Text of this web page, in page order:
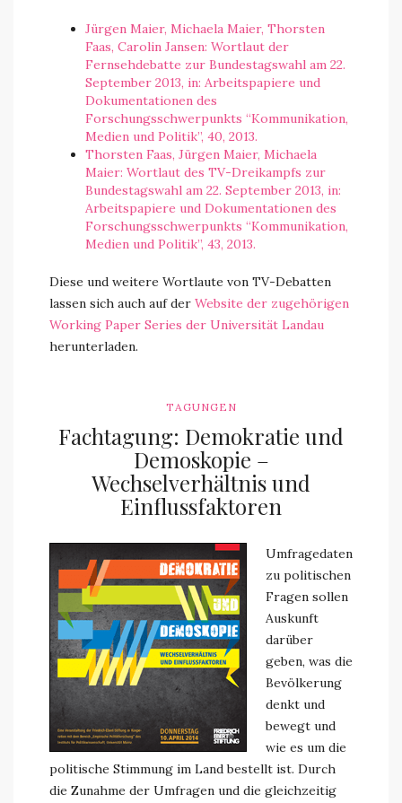
Jürgen Maier, Michaela Maier, Thorsten
Faas, Carolin Jansen: Wortlaut der
Fernsehdebatte zur Bundestagswahl am 22.
September 2013, in: Arbeitspapiere und
Dokumentationen des
Forschungsschwerpunkts “Kommunikation,
Medien und Politik”, 40, 2013.
Thorsten Faas, Jürgen Maier, Michaela
Maier: Wortlaut des TV-Dreikampfs zur
Bundestagswahl am 22. September 2013, in:
Arbeitspapiere und Dokumentationen des
Forschungsschwerpunkts “Kommunikation,
Medien und Politik”, 43, 2013.
Diese und weitere Wortlaute von TV-Debatten
lassen sich auch auf der Website der zugehörigen
Working Paper Series der Universität Landau
herunterladen.
TAGUNGEN
Fachtagung: Demokratie und
Demoskopie –
Wechselverhältnis und
Einflussfaktoren
Umfragedaten
zu politischen
Fragen sollen
Auskunft
darüber
geben, was die
Bevölkerung
denkt und
bewegt und
wie es um die
politische Stimmung im Land bestellt ist. Durch
die Zunahme der Umfragen und die gleichzeitig